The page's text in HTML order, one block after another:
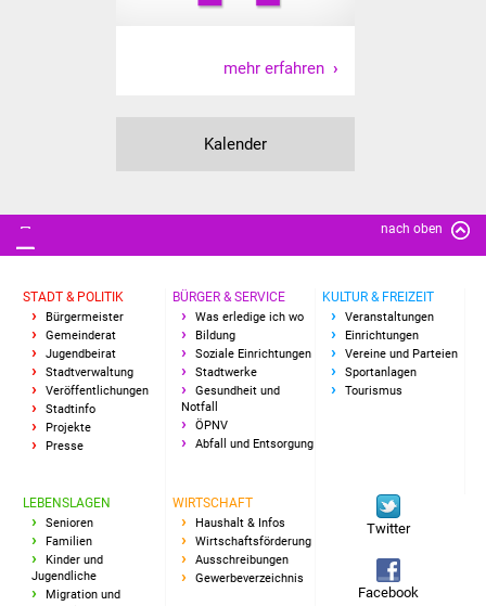
mehr erfahren
Kalender
nach oben
STADT & POLITIK
Bürgermeister
Gemeinderat
Jugendbeirat
Stadtverwaltung
Veröffentlichungen
Stadtinfo
Projekte
Presse
BÜRGER & SERVICE
Was erledige ich wo
Bildung
Soziale Einrichtungen
Stadtwerke
Gesundheit und
Notfall
ÖPNV
Abfall und Entsorgung
KULTUR & FREIZEIT
Veranstaltungen
Einrichtungen
Vereine und Parteien
Sportanlagen
Tourismus
LEBENSLAGEN
Senioren
Familien
Kinder und
Jugendliche
Migration und
WIRTSCHAFT
Haushalt & Infos
Wirtschaftsförderung
Ausschreibungen
Gewerbeverzeichnis
Twitter
Facebook